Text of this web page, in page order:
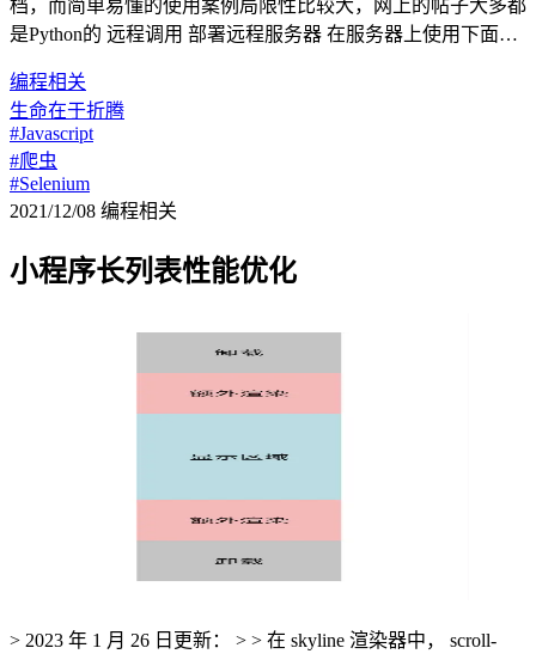
档，而简单易懂的使用案例局限性比较大，网上的帖子大多都
是Python的 远程调用 部署远程服务器 在服务器上使用下面…
编程相关
生命在于折腾
#Javascript
#爬虫
#Selenium
2021/12/08 编程相关
小程序长列表性能优化
> 2023 年 1 月 26 日更新： > > 在 skyline 渲染器中， scroll-